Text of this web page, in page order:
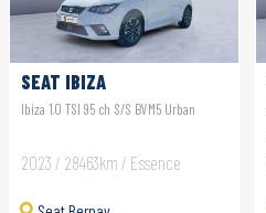
SEAT IBIZA
Ibiza 1.0 TSI 95 ch S/S BVM5 Urban
2023 / 28463km / Essence